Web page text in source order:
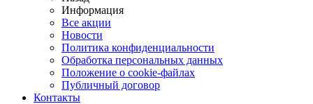
Информация
Все акции
Новости
Политика конфиденциальности
Обработка персональных данных
Положение о cookie-файлах
Публичный договор
Контакты